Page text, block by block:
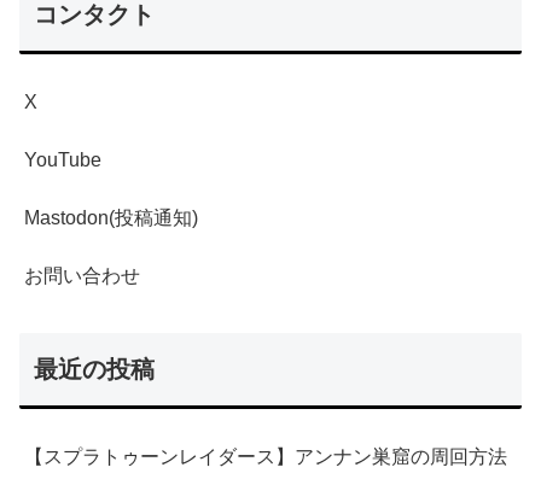
コンタクト
X
YouTube
Mastodon(投稿通知)
お問い合わせ
最近の投稿
【スプラトゥーンレイダース】アンナン巣窟の周回方法